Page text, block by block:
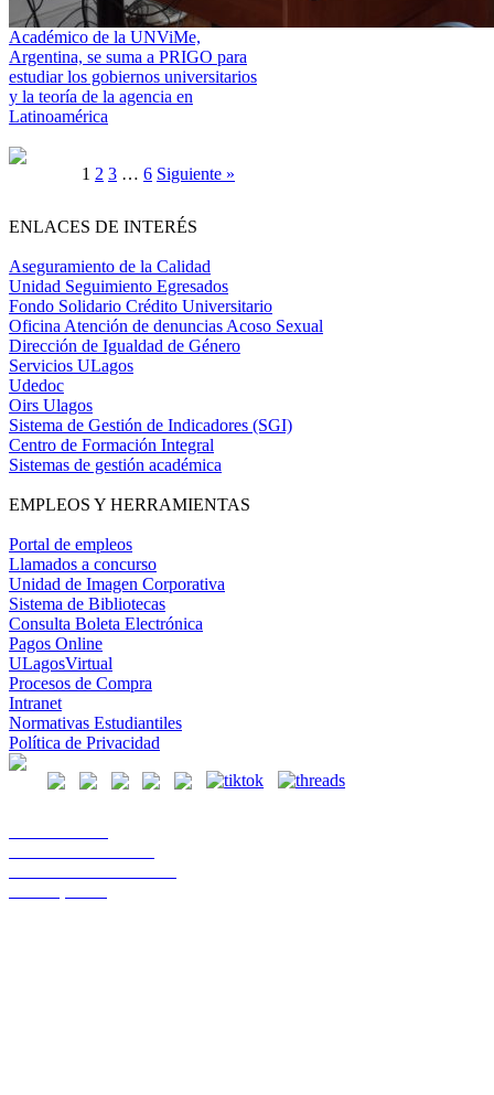
Académico de la UNViMe,
Argentina, se suma a PRIGO para
estudiar los gobiernos universitarios
y la teoría de la agencia en
Latinoamérica
1 2 3 … 6 Siguiente »
ENLACES DE INTERÉS
Aseguramiento de la Calidad
Unidad Seguimiento Egresados
Fondo Solidario Crédito Universitario
Oficina Atención de denuncias Acoso Sexual
Dirección de Igualdad de Género
Servicios ULagos
Udedoc
Oirs Ulagos
Sistema de Gestión de Indicadores (SGI)
Centro de Formación Integral
Sistemas de gestión académica
EMPLEOS Y HERRAMIENTAS
Portal de empleos
Llamados a concurso
Unidad de Imagen Corporativa
Sistema de Bibliotecas
Consulta Boleta Electrónica
Pagos Online
ULagosVirtual
Procesos de Compra
Intranet
Normativas Estudiantiles
Política de Privacidad